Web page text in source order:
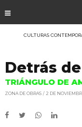
CULTURAS
Detrás
TRIÁNGULO DE
ZONA DE OBRAS 2 DE